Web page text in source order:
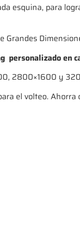
esquina, para
Grandes
personalizado en
2800×1600 y
el volteo. Ahorra